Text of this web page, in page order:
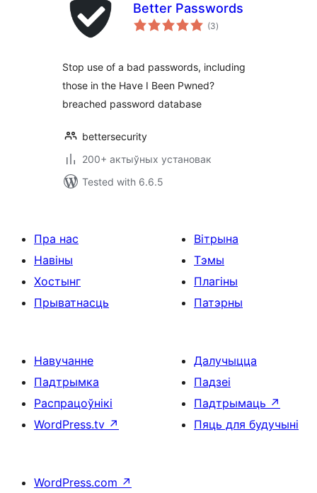
Better Passwords
(3total
ratings
)
Stop use of a bad passwords, including
those in the Have I Been Pwned?
breached password database
bettersecurity
200+ актыўных установак
Tested with 6.6.5
Пра нас
Навіны
Хостынг
Прыватнасць
Вітрына
Тэмы
Плагіны
Патэрны
Навучанне
Падтрымка
Распрацоўнікі
WordPress.tv ↗
Далучыцца
Падзеі
Падтрымаць ↗
Пяць для будучыні
WordPress.com ↗